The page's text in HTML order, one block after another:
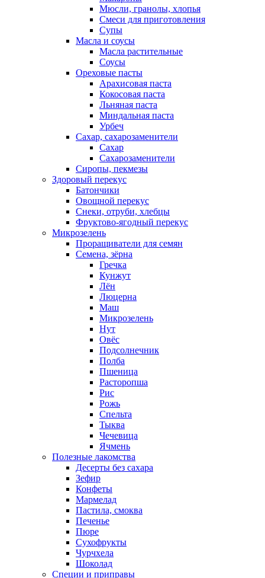
Мюсли, гранолы, хлопья
Смеси для приготовления
Супы
Масла и соусы
Масла растительные
Соусы
Ореховые пасты
Арахисовая паста
Кокосовая паста
Льняная паста
Миндальная паста
Урбеч
Сахар, сахарозаменители
Сахар
Сахарозаменители
Сиропы, пекмезы
Здоровый перекус
Батончики
Овощной перекус
Снеки, отруби, хлебцы
Фруктово-ягодный перекус
Микрозелень
Проращиватели для семян
Семена, зёрна
Гречка
Кунжут
Лён
Люцерна
Маш
Микрозелень
Нут
Овёс
Подсолнечник
Полба
Пшеница
Расторопша
Рис
Рожь
Спельта
Тыква
Чечевица
Ячмень
Полезные лакомства
Десерты без сахара
Зефир
Конфеты
Мармелад
Пастила, смоква
Печенье
Пюре
Сухофрукты
Чурчхела
Шоколад
Специи и приправы